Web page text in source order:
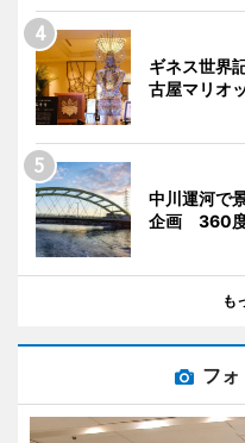
ギネス世界
古屋マリオ
中川運河で
企画 360度
も
フ